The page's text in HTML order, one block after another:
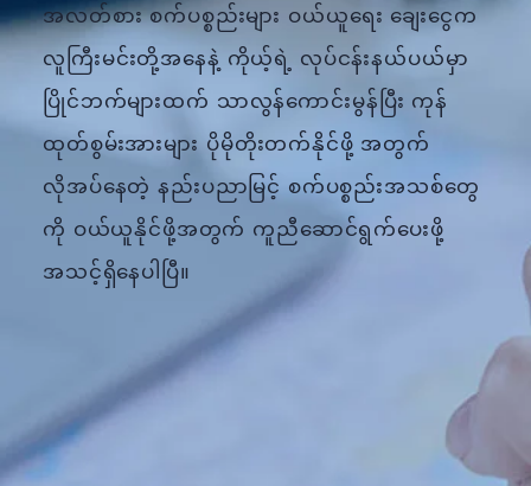
အလတ်စား စက်ပစ္စည်းများ ဝယ်ယူရေး ချေးငွေက
လူကြီးမင်းတို့အနေနဲ့ ကိုယ့်ရဲ့ လုပ်ငန်းနယ်ပယ်မှာ
ပြိုင်ဘက်များထက် သာလွန်ကောင်းမွန်ပြီး ကုန်
ထုတ်စွမ်းအားများ ပိုမိုတိုးတက်နိုင်ဖို့ အတွက်
လိုအပ်နေတဲ့ နည်းပညာမြင့် စက်ပစ္စည်းအသစ်တွေ
ကို ဝယ်ယူနိုင်ဖို့အတွက် ကူညီဆောင်ရွက်ပေးဖို့
အသင့်ရှိနေပါပြီ။